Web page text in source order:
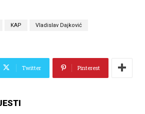
KAP Vladislav Dajković
Twitter Pinterest